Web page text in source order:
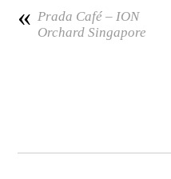
« Prada Café – ION
Orchard Singapore